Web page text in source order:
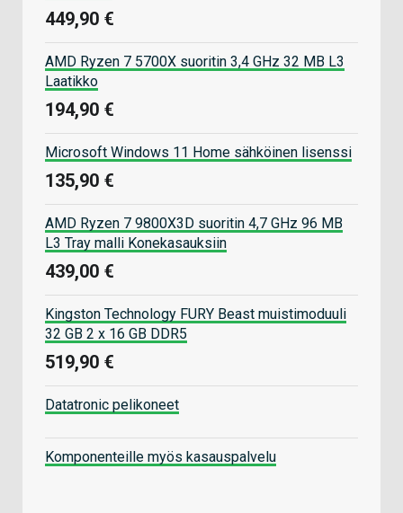
449,90 €
AMD Ryzen 7 5700X suoritin 3,4 GHz 32 MB L3
Laatikko
194,90 €
Microsoft Windows 11 Home sähköinen lisenssi
135,90 €
AMD Ryzen 7 9800X3D suoritin 4,7 GHz 96 MB
L3 Tray malli Konekasauksiin
439,00 €
Kingston Technology FURY Beast muistimoduuli
32 GB 2 x 16 GB DDR5
519,90 €
Datatronic pelikoneet
Komponenteille myös kasauspalvelu